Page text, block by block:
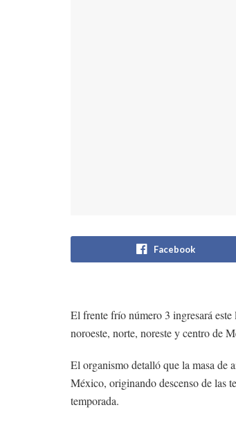
Facebook
El frente frío número 3 ingresará
noroeste, norte, noreste y centro de
El organismo detalló que la masa de
México, originando descenso de las
temporada.